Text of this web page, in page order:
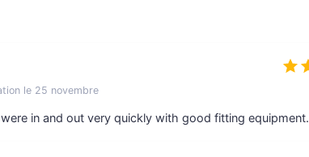
le 25 novembre
in and out very quickly with good fitting equipment.